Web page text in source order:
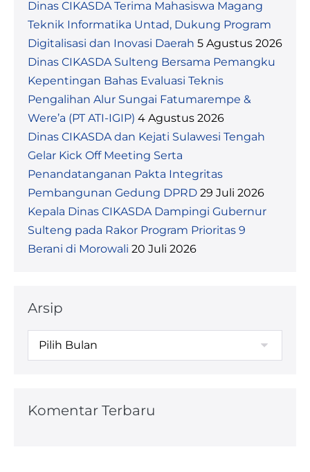
Dinas CIKASDA Terima Mahasiswa Magang
Teknik Informatika Untad, Dukung Program
Digitalisasi dan Inovasi Daerah 5 Agustus 2026
Dinas CIKASDA Sulteng Bersama Pemangku
Kepentingan Bahas Evaluasi Teknis
Pengalihan Alur Sungai Fatumarempe &
Were’a (PT ATI-IGIP) 4 Agustus 2026
Dinas CIKASDA dan Kejati Sulawesi Tengah
Gelar Kick Off Meeting Serta
Penandatanganan Pakta Integritas
Pembangunan Gedung DPRD 29 Juli 2026
Kepala Dinas CIKASDA Dampingi Gubernur
Sulteng pada Rakor Program Prioritas 9
Berani di Morowali 20 Juli 2026
Arsip
Komentar Terbaru